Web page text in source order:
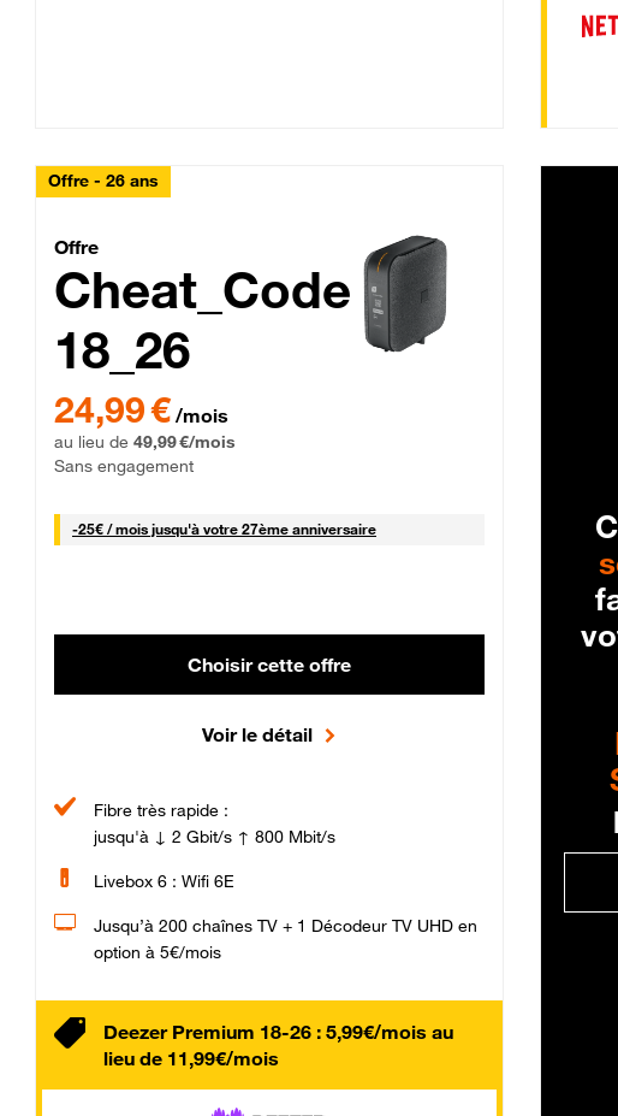
Offre - 26 ans
Cheat_Code Fibre_18_26
Offre
Cheat_Code
18_26
24,99 € /mois
au lieu de 49,99 €/mois
Sans engagement
-25€ / mois25 € par mois
jusqu'à votre 27ème anniversaire
Choisir cette offre
Voir le détail
Fibre très rapide :
jusqu'à ↓ 2 Gbit/s ↑ 800 Mbit/s
Livebox 6 : Wifi 6E
Jusqu’à 200 chaînes TV + 1 Décodeur TV UHD en
option à 5€/mois
Deezer Premium 18-26 : 5,99€/mois au
lieu de 11,99€/mois